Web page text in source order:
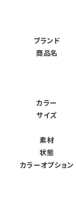
ブランド
商品名
カラー
サイズ
素材
状態
カラーオプション